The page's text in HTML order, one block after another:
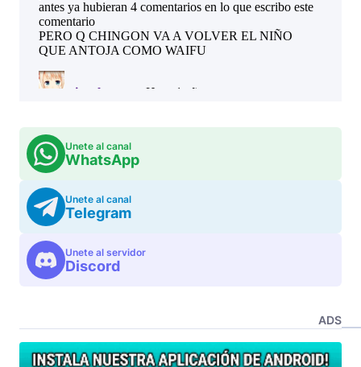
Unete al canal
WhatsApp
Unete al canal
Telegram
Unete al servidor
Discord
ADS